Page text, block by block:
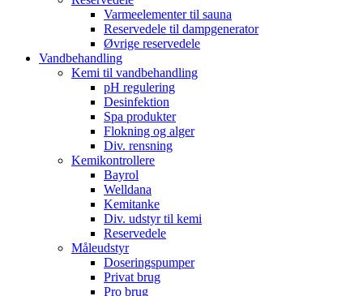
Varmeelementer til sauna
Reservedele til dampgenerator
Øvrige reservedele
Vandbehandling
Kemi til vandbehandling
pH regulering
Desinfektion
Spa produkter
Flokning og alger
Div. rensning
Kemikontrollere
Bayrol
Welldana
Kemitanke
Div. udstyr til kemi
Reservedele
Måleudstyr
Doseringspumper
Privat brug
Pro brug